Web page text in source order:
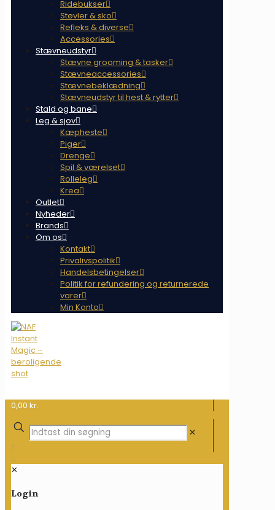
Ridebukser
Støvler & sko
Refleks & diverse
Accessories
Stævneudstyr
Stævne grooming & tasker
Stævneaccessories
Stævnebeklædning
Stævneudstyr til hest & rytter
Stald og bane
Leg & sjov
Kæpheste
Piger
Drenge
Spil & værelset
Rolleleg
Krea
Outlet
Nyheder
Brands
Om os
Kontakt
Privalivspolitik
Handelsbetingelser
Politik for refundering og returnerede
varer
Min Konto
0,00 kr.
✕
✕
Login